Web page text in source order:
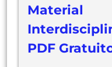
Material
PDF